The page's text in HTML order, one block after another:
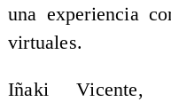
una experiencia
virtuales.
Iñaki Vicente,